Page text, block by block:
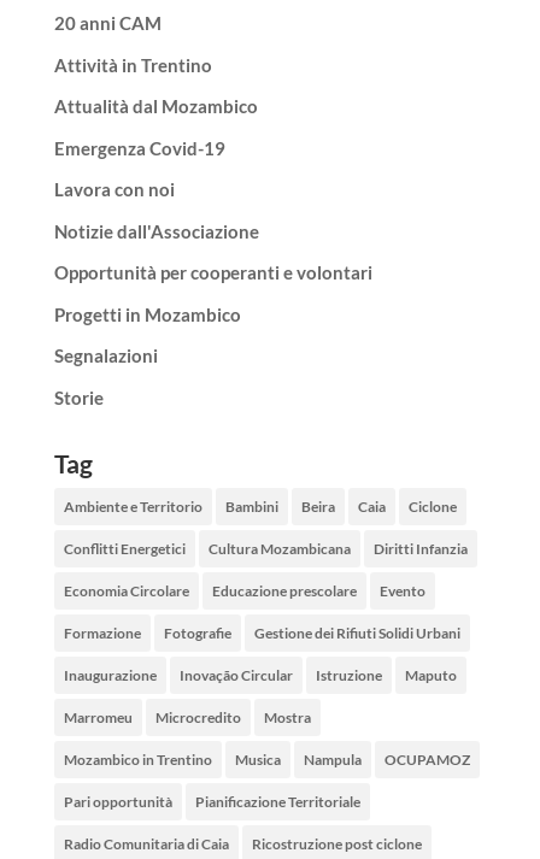
20 anni CAM
Attività in Trentino
Attualità dal Mozambico
Emergenza Covid-19
Lavora con noi
Notizie dall'Associazione
Opportunità per cooperanti e volontari
Progetti in Mozambico
Segnalazioni
Storie
Tag
Ambiente e Territorio Bambini Beira Caia Ciclone
Conflitti Energetici Cultura Mozambicana Diritti Infanzia
Economia Circolare Educazione prescolare Evento
Formazione Fotografie Gestione dei Rifiuti Solidi Urbani
Inaugurazione Inovação Circular Istruzione Maputo
Marromeu Microcredito Mostra
Mozambico in Trentino Musica Nampula OCUPAMOZ
Pari opportunità Pianificazione Territoriale
Radio Comunitaria di Caia Ricostruzione post ciclone